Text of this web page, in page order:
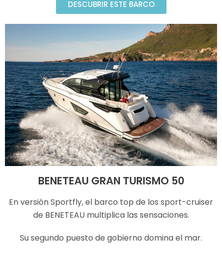
DESCUBRIR ESTE BARCO
BENETEAU GRAN TURISMO 50
En versión Sportfly, el barco top de los sport-cruiser
de BENETEAU multiplica las sensaciones.
Su segundo puesto de gobierno domina el mar.